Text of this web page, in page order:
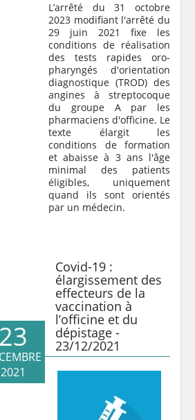
L’arrêté du 31 octobre
2023 modifiant l'arrêté du
29 juin 2021
fixe les
conditions de réalisation
des tests rapides oro-
pharyngés d'orientation
diagnostique (TROD) des
angines à streptocoque
du groupe A par les
pharmaciens d'officine. Le
texte élargit les
conditions de formation
et abaisse à 3 ans l'âge
minimal des patients
éligibles, uniquement
quand ils sont orientés
par un médecin.
Covid-19 :
élargissement des
effecteurs de la
vaccination à
l’officine et du
dépistage -
23/12/2021
23
2021